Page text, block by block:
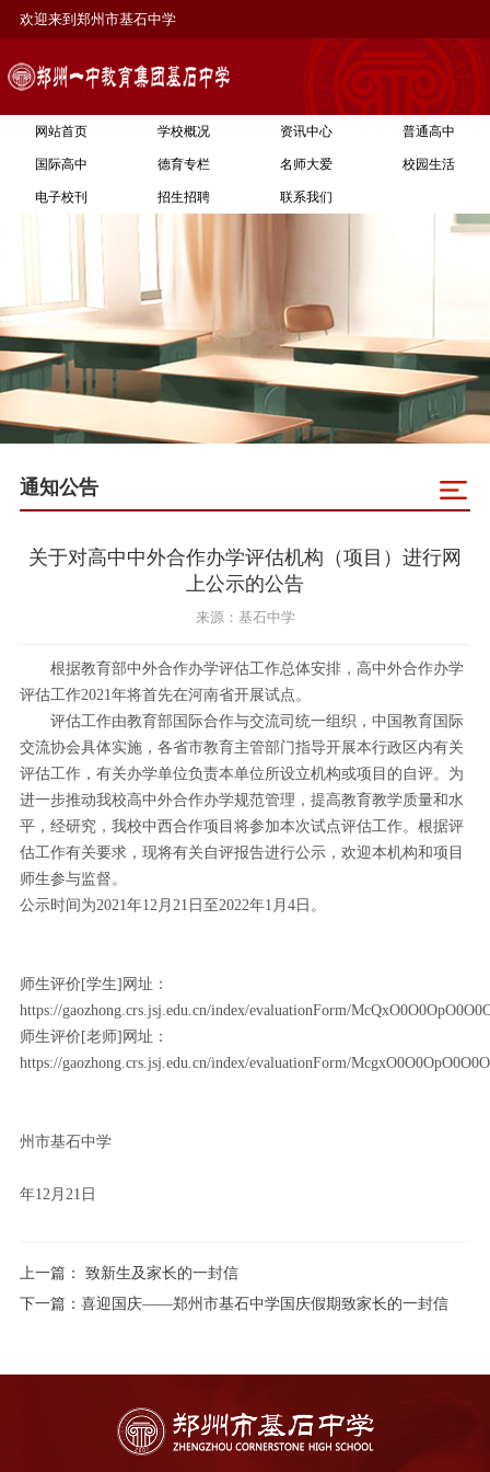
欢迎来到郑州市基石中学
网站首页 学校概况 资讯中心 普通高中
国际高中 德育专栏 名师大爱 校园生活
电子校刊 招生招聘 联系我们
通知公告
关于对高中中外合作办学评估机构（项目）进行网
上公示的公告
来源：基石中学
根据教育部中外合作办学评估工作总体安排，高中外合作办学
评估工作2021年将首先在河南省开展试点。
评估工作由教育部国际合作与交流司统一组织，中国教育国际
交流协会具体实施，各省市教育主管部门指导开展本行政区内有关
评估工作，有关办学单位负责本单位所设立机构或项目的自评。为
进一步推动我校高中外合作办学规范管理，提高教育教学质量和水
平，经研究，我校中西合作项目将参加本次试点评估工作。根据评
估工作有关要求，现将有关自评报告进行公示，欢迎本机构和项目
师生参与监督。
公示时间为2021年12月21日至2022年1月4日。
师生评价[学生]网址：
https://gaozhong.crs.jsj.edu.cn/index/evaluationForm/
师生评价[老师]网址：
https://gaozhong.crs.jsj.edu.cn/index/evaluationForm/
州市基石中学
年12月21日
上一篇： 致新生及家长的一封信
下一篇： 喜迎国庆——郑州市基石中学国庆假期致家长的一封信